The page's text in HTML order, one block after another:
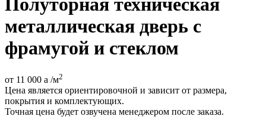
Полуторная техническая
металлическая дверь с
фрамугой и стеклом
от 11 000 a /м2
Цена является ориентировочной и зависит от размера,
покрытия и комплектующих.
Точная цена будет озвучена менеджером после заказа.